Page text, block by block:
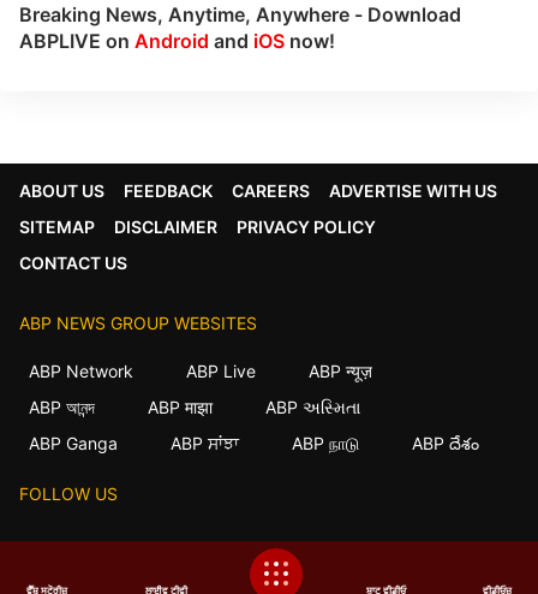
Breaking News, Anytime, Anywhere - Download
ABPLIVE on Android and iOS now!
ABOUT US FEEDBACK CAREERS
ADVERTISE WITH US
SITEMAP
DISCLAIMER
PRIVACY POLICY
CONTACT US
ABP NEWS GROUP WEBSITES
ABP Network ABP Live
ABP न्यूज़
ABP আনন্দ
ABP माझा
ABP અસ્મિતા
ABP Ganga
ABP ਸਾਂਝਾ ABP நாடு ABP దేశం
FOLLOW US
This website follows the DNPA Code of Ethics.
ਵੈੱਬ ਸਟੋਰੀਜ਼ ਲਾਈਵ ਟੀਵੀ ਸ਼ਾਟ ਵੀਡੀਓ ਵੀਡੀਓਜ਼
We use cookies to improve your experience, analyze
you agree to our use of cookies.